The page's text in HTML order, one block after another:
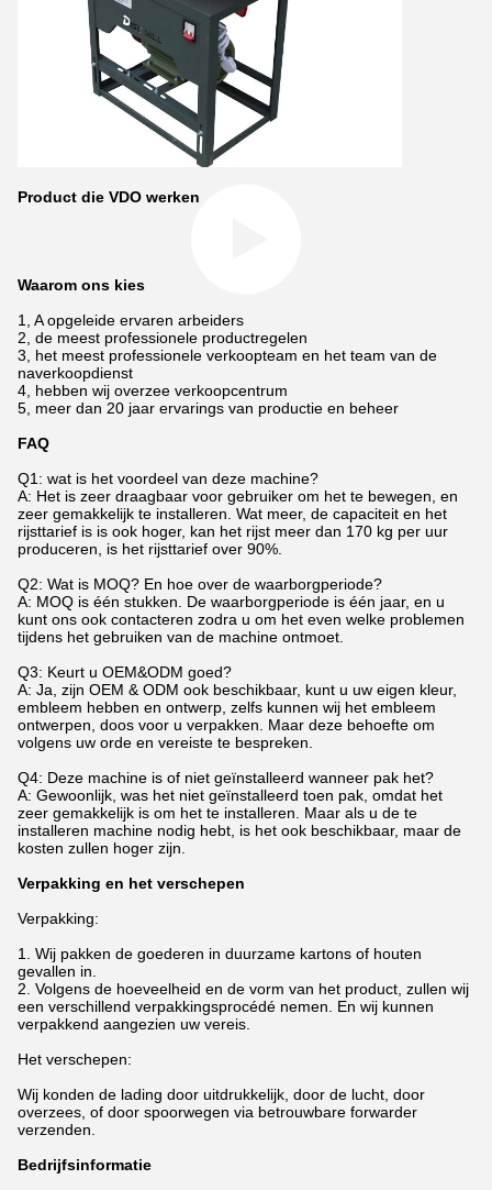
Product die VDO werken
Waarom ons kies
1, A opgeleide ervaren arbeiders
2, de meest professionele productregelen
3, het meest professionele verkoopteam en het team van de
naverkoopdienst
4, hebben wij overzee verkoopcentrum
5, meer dan 20 jaar ervarings van productie en beheer
FAQ
Q1: wat is het voordeel van deze machine?
A: Het is zeer draagbaar voor gebruiker om het te bewegen, en
zeer gemakkelijk te installeren. Wat meer, de capaciteit en het
rijsttarief is is ook hoger, kan het rijst meer dan 170 kg per uur
produceren, is het rijsttarief over 90%.
Q2: Wat is MOQ? En hoe over de waarborgperiode?
A: MOQ is één stukken. De waarborgperiode is één jaar, en u
kunt ons ook contacteren zodra u om het even welke problemen
tijdens het gebruiken van de machine ontmoet.
Q3: Keurt u OEM&ODM goed?
A: Ja, zijn OEM & ODM ook beschikbaar, kunt u uw eigen kleur,
embleem hebben en ontwerp, zelfs kunnen wij het embleem
ontwerpen, doos voor u verpakken. Maar deze behoefte om
volgens uw orde en vereiste te bespreken.
Q4: Deze machine is of niet geïnstalleerd wanneer pak het?
A: Gewoonlijk, was het niet geïnstalleerd toen pak, omdat het
zeer gemakkelijk is om het te installeren. Maar als u de te
installeren machine nodig hebt, is het ook beschikbaar, maar de
kosten zullen hoger zijn.
Verpakking en het verschepen
Verpakking:
1. Wij pakken de goederen in duurzame kartons of houten
gevallen in.
2. Volgens de hoeveelheid en de vorm van het product, zullen wij
een verschillend verpakkingsprocédé nemen. En wij kunnen
verpakkend aangezien uw vereis.
Het verschepen:
Wij konden de lading door uitdrukkelijk, door de lucht, door
overzees, of door spoorwegen via betrouwbare forwarder
verzenden.
Bedrijfsinformatie